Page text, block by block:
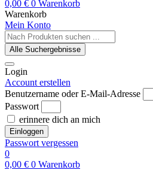
0,00 € 0 Warenkorb
Warenkorb
Mein Konto
Search
...Alle Suchergebnisse
Login
Account erstellen
Benutzername oder E-Mail-Adresse
Passwort
erinnere dich an mich
Einloggen
Passwort vergessen
0
0,00 € 0 Warenkorb